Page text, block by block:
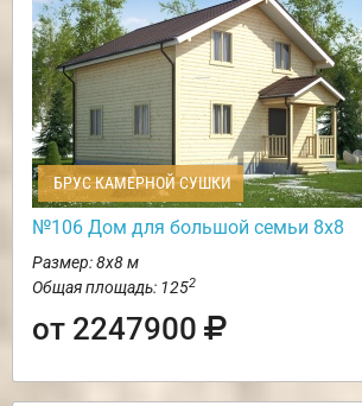
БРУС КАМЕРНОЙ СУШКИ
№106 Дом для большой семьи 8х8
Размер: 8х8 м
Общая площадь: 1252
от 2247900